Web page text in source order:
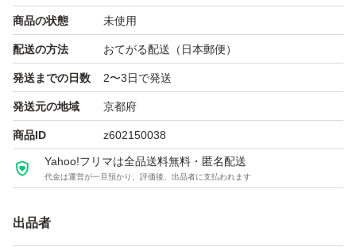
商品の状態 未使用
配送の方法 おてがる配送（日本郵便）
発送までの日数 2〜3日で発送
発送元の地域 京都府
商品ID z602150038
Yahoo!フリマは全品送料無料・匿名配送
代金は運営が一旦預かり、評価後、出品者に支払われます
出品者